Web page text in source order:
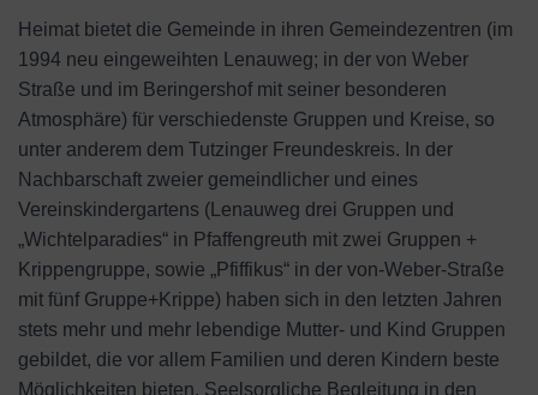
Heimat bietet die Gemeinde in ihren Gemeindezentren (im
1994 neu eingeweihten Lenauweg; in der von Weber
Straße und im Beringershof mit seiner besonderen
Atmosphäre) für verschiedenste Gruppen und Kreise, so
unter anderem dem Tutzinger Freundeskreis. In der
Nachbarschaft zweier gemeindlicher und eines
Vereinskindergartens (Lenauweg drei Gruppen und
„Wichtelparadies“ in Pfaffengreuth mit zwei Gruppen +
Krippengruppe, sowie „Pfiffikus“ in der von-Weber-Straße
mit fünf Gruppe+Krippe) haben sich in den letzten Jahren
stets mehr und mehr lebendige Mutter- und Kind Gruppen
gebildet, die vor allem Familien und deren Kindern beste
Möglichkeiten bieten. Seelsorgliche Begleitung in den